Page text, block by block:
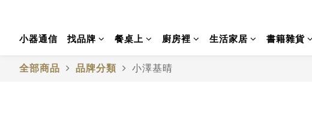
小器通信 找品牌 餐桌上 廚房裡 生活家居 書籍雜貨
全部商品 品牌分類 小澤基晴